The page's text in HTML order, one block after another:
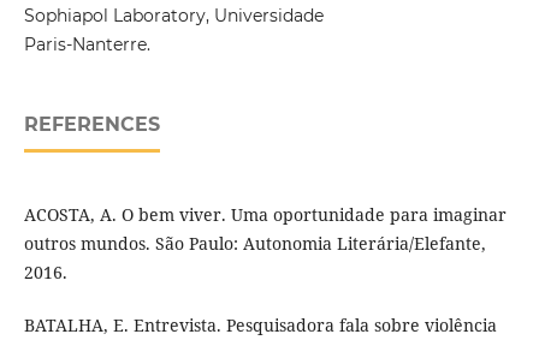
Sophiapol Laboratory, Universidade
Paris-Nanterre.
REFERENCES
ACOSTA, A. O bem viver. Uma oportunidade para imaginar
outros mundos. São Paulo: Autonomia Literária/Elefante,
2016.
BATALHA, E. Entrevista. Pesquisadora fala sobre violência